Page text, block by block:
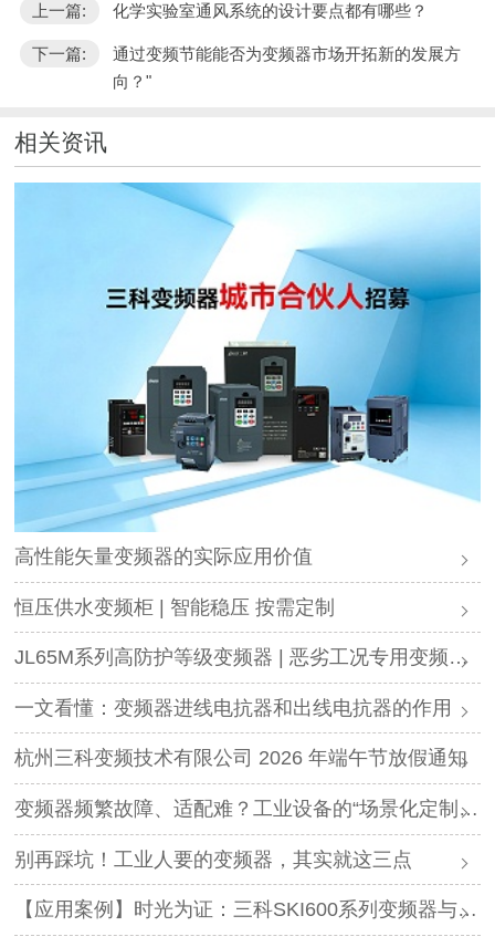
上一篇: 化学实验室通风系统的设计要点都有哪些？
下一篇:
通过变频节能能否为变频器市场开拓新的发展方
向？"
相关资讯
高性能矢量变频器的实际应用价值
恒压供水变频柜 | 智能稳压 按需定制
JL65M系列高防护等级变频器 | 恶劣工况专用变频解决方案
一文看懂：变频器进线电抗器和出线电抗器的作用
杭州三科变频技术有限公司 2026 年端午节放假通知
变频器频繁故障、适配难？工业设备的“场景化定制”，才是破局关键
别再踩坑！工业人要的变频器，其实就这三点
【应用案例】时光为证：三科SKI600系列变频器与调直机的“长情陪伴”！